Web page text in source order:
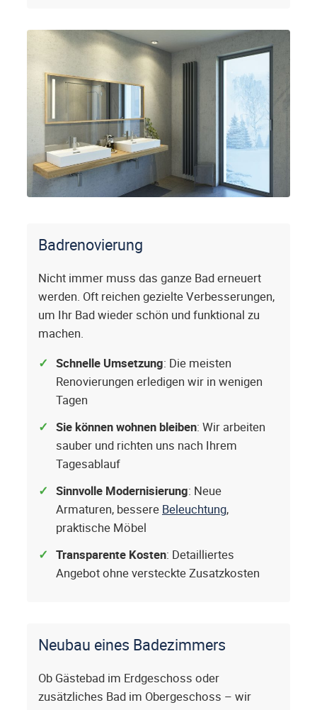
Badrenovierung
Nicht immer muss das ganze Bad erneuert
werden. Oft reichen gezielte Verbesserungen,
um Ihr Bad wieder schön und funktional zu
machen.
Schnelle Umsetzung: Die meisten
Renovierungen erledigen wir in wenigen
Tagen
Sie können wohnen bleiben: Wir arbeiten
sauber und richten uns nach Ihrem
Tagesablauf
Sinnvolle Modernisierung: Neue
Armaturen, bessere Beleuchtung,
praktische Möbel
Transparente Kosten: Detailliertes
Angebot ohne versteckte Zusatzkosten
Neubau eines Badezimmers
Ob Gästebad im Erdgeschoss oder
zusätzliches Bad im Obergeschoss – wir